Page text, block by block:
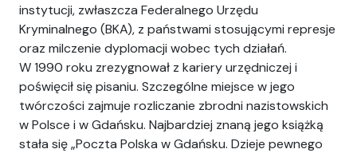
instytucji, zwłaszcza Federalnego Urzędu
Kryminalnego (BKA), z państwami stosującymi represje
oraz milczenie dyplomacji wobec tych działań.
W 1990 roku zrezygnował z kariery urzędniczej i
poświęcił się pisaniu. Szczególne miejsce w jego
twórczości zajmuje rozliczanie zbrodni nazistowskich
w Polsce i w Gdańsku. Najbardziej znaną jego książką
stała się „Poczta Polska w Gdańsku. Dzieje pewnego